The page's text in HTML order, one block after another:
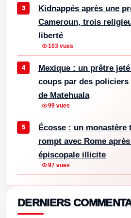
Kidnappés après une
Cameroun, trois
liberté
103 vues
Mexique : un prêtre
coups par des policiers
de Matehuala
99 vues
Écosse : un
rompt avec Rome
épiscopale illicite
97 vues
DERNIERS